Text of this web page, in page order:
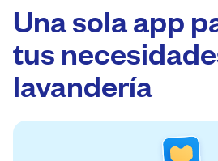
Una sola app
tus
lavandería